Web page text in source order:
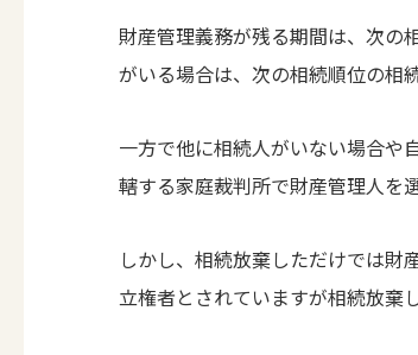
財産管理義務が残る期間は、次の
がいる場合は、次の相続順位の相
一方で他に相続人がいない場合や
轄する家庭裁判所で財産管理人を
しかし、相続放棄しただけでは財
立権者とされていますが相続放棄